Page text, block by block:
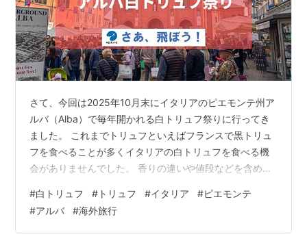
さて、今回は2025年10月末にイタリアのピエモンテ州ア
ルバ（Alba）で毎年開かれる白トリュフ祭りに行ってき
ました。 これまでトリュフといえばフランスで黒トリュ
フを食べることが多くイタリアの白トリュフを食べる機
会がありませんでした。 香りの違いや値段などを含め興
ついて チケットの購入方法 白トリュフ祭り会場内の様子
有料のワインテイスティングに関して 最期に アルバ白ト
リュフ祭りについて 毎年行われているアルバを代表する
#白トリュフ # トリュフ #イタリア #ピエモンテ
#アルバ #海外旅行